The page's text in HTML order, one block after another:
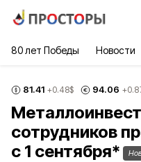
80 лет Победы Новости
81.41 +0.48$ 94.06
сотрудников
с 1 сентября*